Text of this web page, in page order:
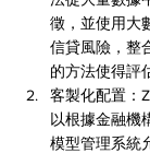
徵，並使用大
信貸風險，整
的方法使得評
客製化配置：
以根據金融機
模型管理系統